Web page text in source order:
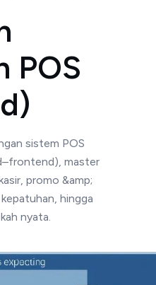
POS
sistem POS
master
promo &amp;
hingga
nyata.